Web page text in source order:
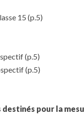
15 (p.5)
(p.5)
(p.5)
pour la